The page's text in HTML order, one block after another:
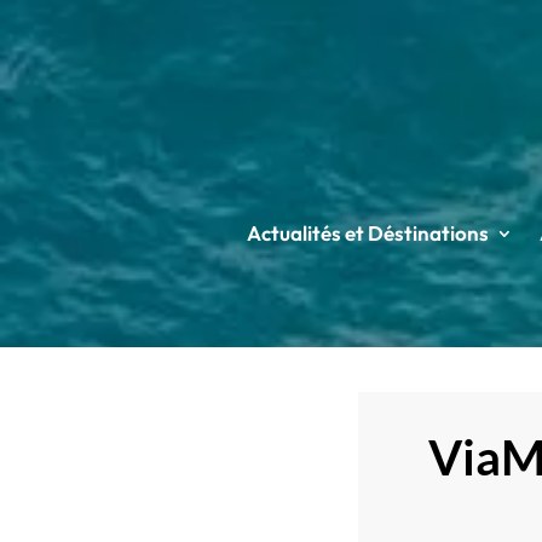
Actualités et Déstinations